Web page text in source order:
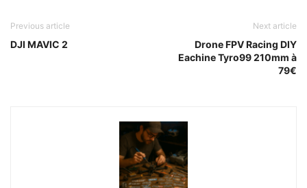
Previous article
DJI MAVIC 2
Next article
Drone FPV Racing DIY
Eachine Tyro99 210mm à
79€